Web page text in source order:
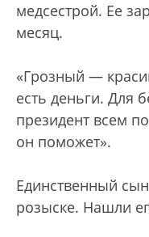
медсестрой. Ее
месяц.
«Грозный —
есть деньги. Для
президент всем
он поможет».
Единственный
розыске. Нашли